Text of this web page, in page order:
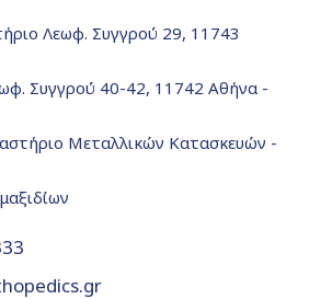
Λεωφ. Συγγρού 29, 11743
Συγγρού 40-42, 11742 Αθήνα -
Μεταλλικών Κατασκευών -